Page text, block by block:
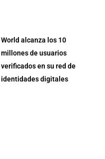
World alcanza los 10
millones de usuarios
verificados en su red de
identidades digitales